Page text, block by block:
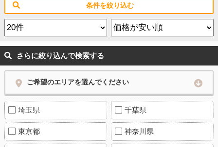
条件を絞り込む
さらに絞り込んで検索する
ご希望のエリアを選んでください
埼玉県 千葉県
東京都 神奈川県